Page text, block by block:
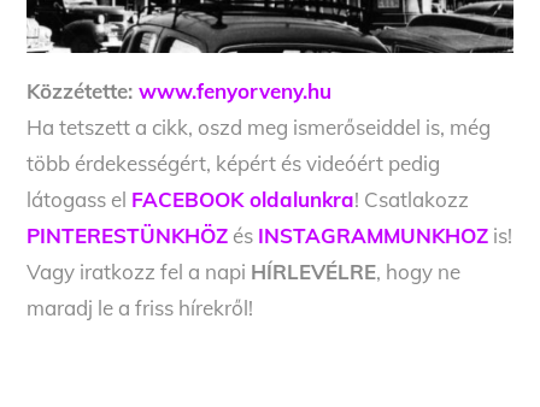
Közzétette:www.fenyorveny.hu
Ha tetszett a cikk, oszd meg ismerőseiddel is, még
több érdekességért, képért és videóért pedig
látogass el FACEBOOK oldalunkra! Csatlakozz
PINTERESTÜNKHÖZ és INSTAGRAMMUNKHOZ is!
Vagy iratkozz fel a napi HÍRLEVÉLRE, hogy ne
maradj le a friss hírekről!